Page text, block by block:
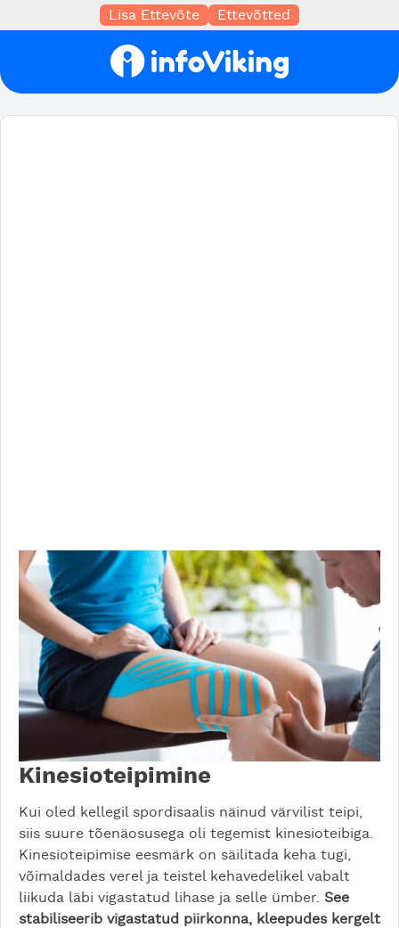
Lisa Ettevõte Ettevõtted
Kinesioteipimine
Kui oled kellegil spordisaalis näinud värvilist teipi,
siis suure tõenäosusega oli tegemist kinesioteibiga.
Kinesioteipimise eesmärk on säilitada keha tugi,
võimaldades verel ja teistel kehavedelikel vabalt
liikuda läbi vigastatud lihase ja selle ümber. See
stabiliseerib vigastatud piirkonna, kleepudes kergelt